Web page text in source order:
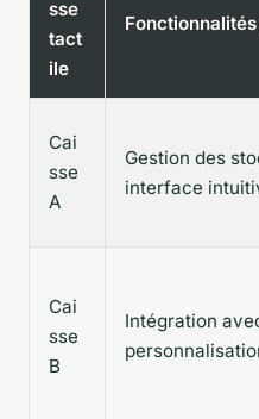
sse
tact
ile
Cai
sse
A
Gestion des
interface
Cai
sse
B
Intégration